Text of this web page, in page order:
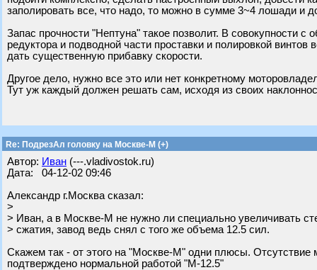
заполировать все, что надо, то можно в сумме 3~4 лошади и
Запас прочности "Нептуна" такое позволит. В совокупности с
редуктора и подводной части проставки и полировкой винтов
дать существенную прибавку скорости.
Другое дело, нужно все это или нет конкретному
Тут уж каждый должен решать сам, исходя из своих
Re: ПодрезАл головку на Москве-М (+)
Автор: Иван (---.vladivostok.ru)
Дата: 04-12-02 09:46
Александр г.Москва сказал:
>
> Иван, а в Москве-М не нужно ли специально увеличивать
> сжатия, завод ведь снял с того же объема 12.5 сил.
Скажем так - от этого на "Москве-М" одни плюсы. Отсутствие
подтверждено нормальной работой "М-12.5"